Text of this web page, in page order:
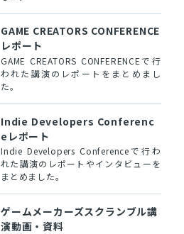
GAME CREATORS CONFERENCE
レポート
GAME CREATORS CONFERENCEで行
われた講演のレポートをまとめまし
た。
Indie Developers Conferenc
eレポート
Indie Developers Conferenceで行わ
れた講演のレポートやインタビューを
まとめました。
ゲームメーカーズスクランブル講
演動画・資料